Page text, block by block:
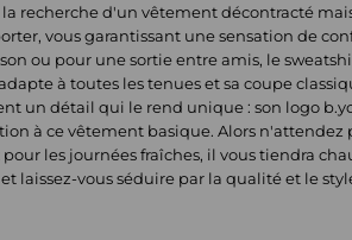
recherche d'un vêtement décontracté
vous garantissant une sensation de
ou pour une sortie entre amis, le
à toutes les tenues et sa coupe
un détail qui le rend unique : son logo
à ce vêtement basique. Alors
les journées fraîches, il vous tiendra
laissez-vous séduire par la qualité et le